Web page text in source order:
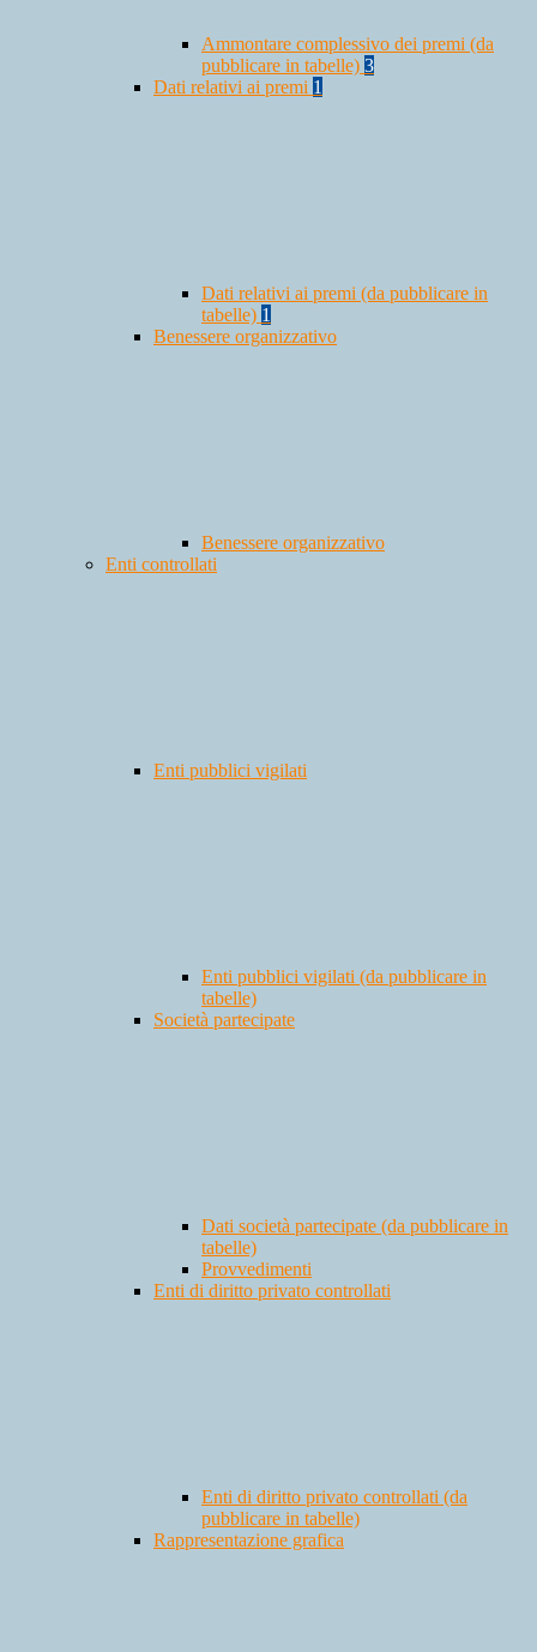
Ammontare complessivo dei premi (da
pubblicare in tabelle) 3
Dati relativi ai premi 1
Dati relativi ai premi (da pubblicare in
tabelle) 1
Benessere organizzativo
Benessere organizzativo
Enti controllati
Enti pubblici vigilati
Enti pubblici vigilati (da pubblicare in
tabelle)
Società partecipate
Dati società partecipate (da pubblicare in
tabelle)
Provvedimenti
Enti di diritto privato controllati
Enti di diritto privato controllati (da
pubblicare in tabelle)
Rappresentazione grafica